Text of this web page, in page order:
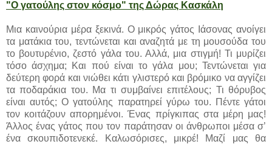
"Ο γατούλης στον κόσμο" της Δώρας Κασκάλη
Μια καινούρια μέρα ξεκινά. Ο μικρός γάτος Ιάσονας ανοίγει
τα ματάκια του, τεντώνεται και αναζητά με τη μουσούδα του
το βουτυρένιο, ζεστό γάλα του. Αλλά, μια στιγμή! Τι μυρίζει
τόσο άσχημα; Και πού είναι το γάλα μου; Τεντώνεται για
δεύτερη φορά και νιώθει κάτι γλιστερό και βρόμικο να αγγίζει
τα ποδαράκια του. Μα τι συμβαίνει επιτέλους; Τι θόρυβος
είναι αυτός; Ο γατούλης παρατηρεί γύρω του. Πέντε γάτοι
τον κοιτάζουν απορημένοι. Ένας πρίγκιπας στα μέρη μας!
Άλλος ένας γάτος που τον παράτησαν οι άνθρωποι μέσα σ’
ένα σκουπιδοτενεκέ. Καλωσόρισες, μικρέ! Μαζί μας θα